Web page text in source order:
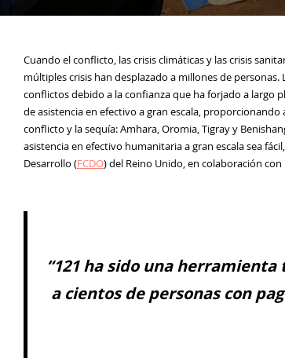
Cuando el conflicto, las crisis climáticas y las crisis
múltiples crisis han desplazado a millones de personas.
conflictos debido a la confianza que ha forjado a largo
de asistencia en efectivo a gran escala,
conflicto y la sequía: Amhara, Oromia, Tigray y
asistencia en efectivo humanitaria a gran escala sea
Desarrollo (FCDO) del Reino Unido, en colaboración con
“121 ha sido una
a cientos de personas con